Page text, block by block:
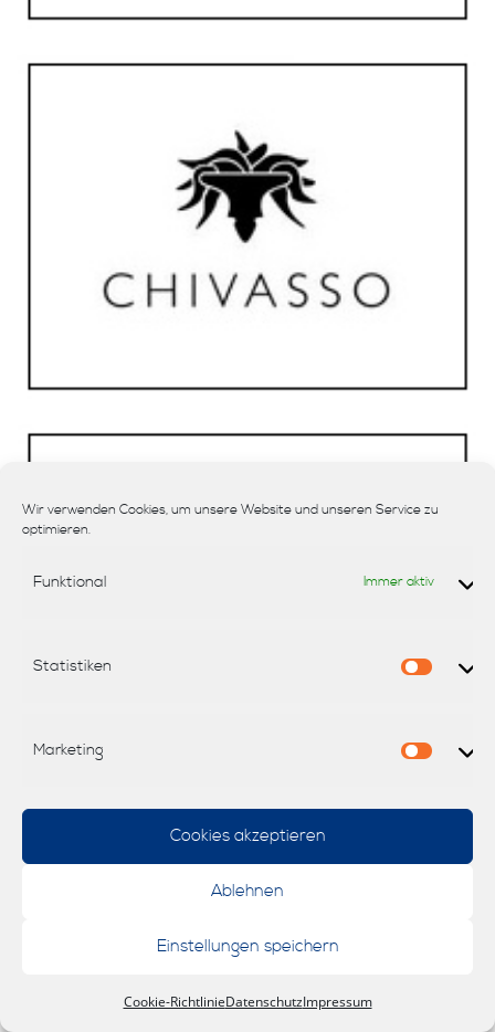
Wir verwenden Cookies, um unsere Website und unseren Service zu
optimieren.
Funktional Immer aktiv
Statistiken
Marketing
Cookies akzeptieren
Ablehnen
Einstellungen speichern
Cookie-RichtlinieDatenschutzImpressum